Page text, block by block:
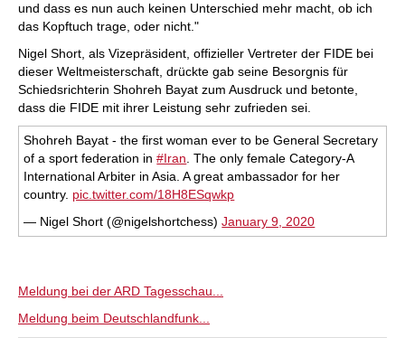
und dass es nun auch keinen Unterschied mehr macht, ob ich
das Kopftuch trage, oder nicht."
Nigel Short, als Vizepräsident, offizieller Vertreter der FIDE bei
dieser Weltmeisterschaft, drückte gab seine Besorgnis für
Schiedsrichterin Shohreh Bayat zum Ausdruck und betonte,
dass die FIDE mit ihrer Leistung sehr zufrieden sei.
Shohreh Bayat - the first woman ever to be General Secretary
of a sport federation in#Iran. The only female Category-A
International Arbiter in Asia. A great ambassador for her
country. pic.twitter.com/18H8ESqwkp
— Nigel Short (@nigelshortchess)January 9, 2020
Meldung bei der ARD Tagesschau...
Meldung beim Deutschlandfunk...